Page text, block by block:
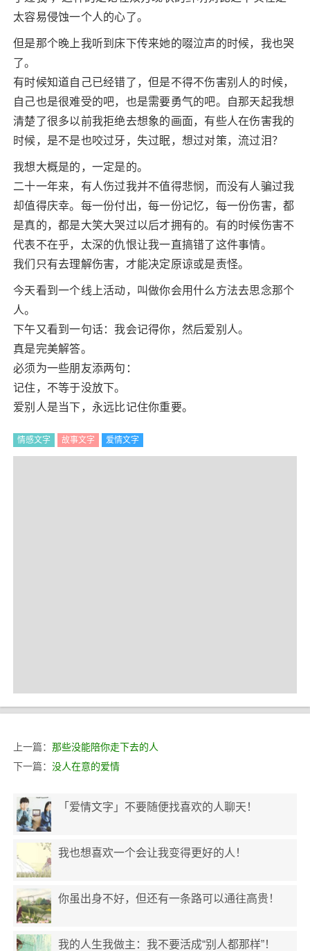
太容易侵蚀一个人的心了。
但是那个晚上我听到床下传来她的啜泣声的时候，我也哭
了。
有时候知道自己已经错了，但是不得不伤害别人的时候，
自己也是很难受的吧，也是需要勇气的吧。自那天起我想
清楚了很多以前我拒绝去想象的画面，有些人在伤害我的
时候，是不是也咬过牙，失过眠，想过对策，流过泪？
我想大概是的，一定是的。
二十一年来，有人伤过我并不值得悲悯，而没有人骗过我
却值得庆幸。每一份付出，每一份记忆，每一份伤害，都
是真的，都是大笑大哭过以后才拥有的。有的时候伤害不
代表不在乎，太深的仇恨让我一直搞错了这件事情。
我们只有去理解伤害，才能决定原谅或是责怪。
今天看到一个线上活动，叫做你会用什么方法去思念那个
人。
下午又看到一句话：我会记得你，然后爱别人。
真是完美解答。
必须为一些朋友添两句：
记住，不等于没放下。
爱别人是当下，永远比记住你重要。
情感文字 故事文字 爱情文字
上一篇： 那些没能陪你走下去的人
下一篇： 没人在意的爱情
「爱情文字」不要随便找喜欢的人聊天！
我也想喜欢一个会让我变得更好的人！
你虽出身不好，但还有一条路可以通往高贵！
我的人生我做主：我不要活成“别人都那样”！